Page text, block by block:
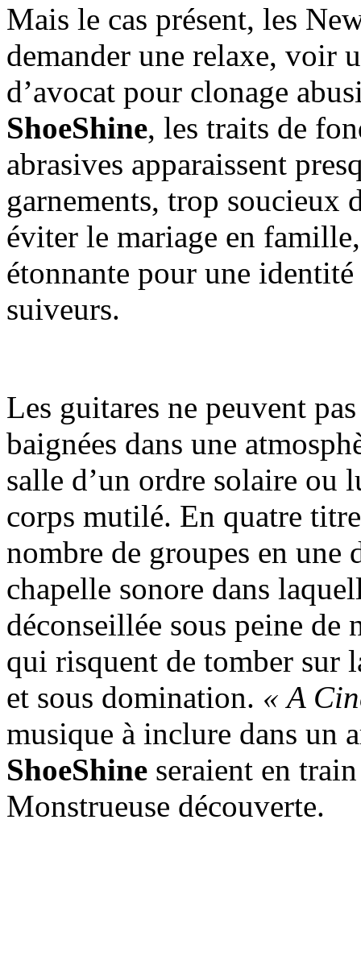
Mais le cas présent, les
demander une relaxe, voir
d’avocat pour clonage
ShoeShine, les traits de
abrasives apparaissent
garnements, trop soucieux
éviter le mariage en
étonnante pour une
suiveurs.
Les guitares ne peuvent
baignées dans une
salle d’un ordre solaire ou
corps mutilé. En quatre
nombre de groupes en une
chapelle sonore dans
déconseillée sous peine de
qui risquent de tomber sur
et sous domination. « A
musique à inclure dans un
ShoeShine seraient en
Monstrueuse découverte.